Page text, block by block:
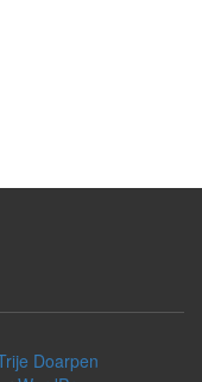
Doarpen